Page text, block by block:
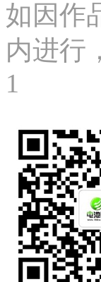
如因作
内进行
1